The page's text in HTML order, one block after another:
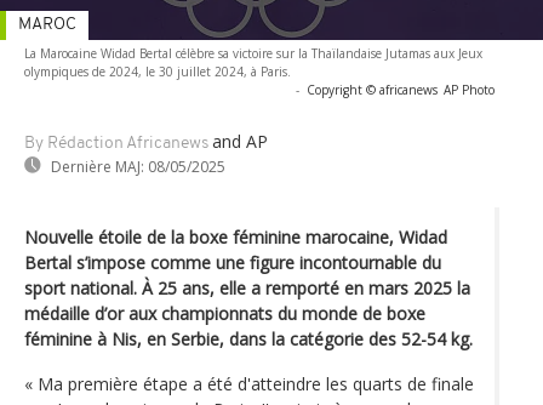
La Marocaine Widad Bertal célèbre sa victoire sur la Thaïlandaise Jutamas aux Jeux
olympiques de 2024, le 30 juillet 2024, à Paris.
- Copyright © africanews AP Photo
By Rédaction Africanews and AP
Dernière MAJ: 08/05/2025
MAROC
Nouvelle étoile de la boxe féminine marocaine, Widad
Bertal s’impose comme une figure incontournable du
sport national. À 25 ans, elle a remporté en mars 2025 la
médaille d’or aux championnats du monde de boxe
féminine à Nis, en Serbie, dans la catégorie des 52-54 kg.
« Ma première étape a été d'atteindre les quarts de finale